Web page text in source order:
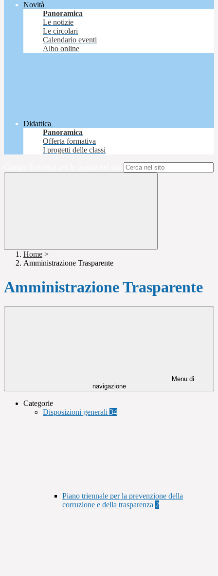
Novità
Panoramica
Le notizie
Le circolari
Calendario eventi
Albo online
Didattica
Panoramica
Offerta formativa
I progetti delle classi
Home >
Amministrazione Trasparente
Amministrazione Trasparente
Menu di
navigazione
Categorie
Disposizioni generali 34
Piano triennale per la prevenzione della
corruzione e della trasparenza 2